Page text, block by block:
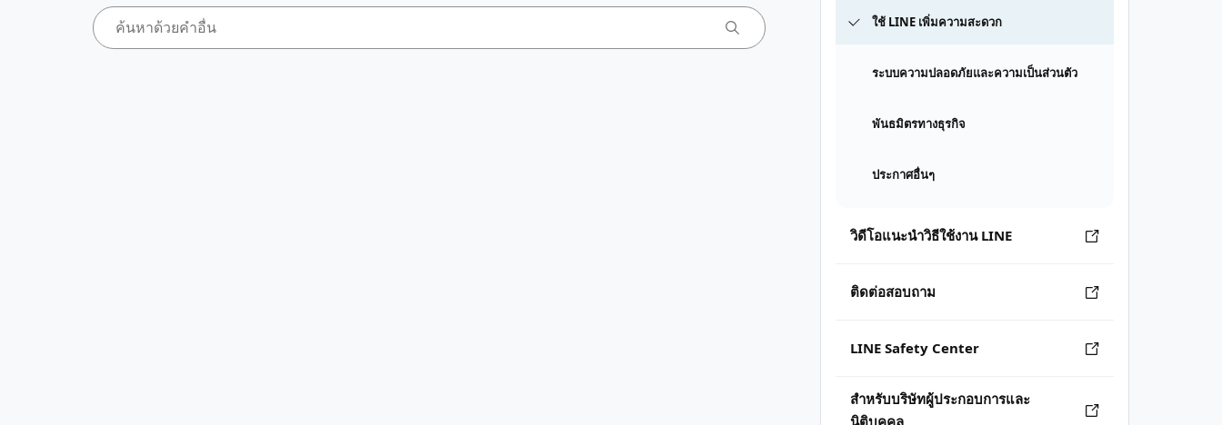
ใช้ LINE เพิ่มความสะดวก
ระบบความปลอดภัยและความเป็นส่วนตัว
พันธมิตรทางธุรกิจ
ประกาศอื่นๆ
วิดีโอแนะนำวิธีใช้งาน LINE
ติดต่อสอบถาม
LINE Safety Center
สำหรับบริษัทผู้ประกอบการและ
นิติบุคคล